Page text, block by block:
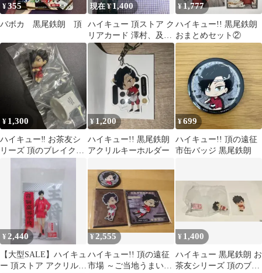
¥355
バボカ 黒尾鉄朗 頂
現在 ¥1,400
ハイキュー 頂ストア ク
リアカード 澤村、及
川、牛若、黒尾、木
兎、二口、大将
¥ 1,777
ハイキュー!! 黒尾鉄朗
おまとめセット②
¥ 1,300
ハイキュー‼︎ お茶友シ
リーズ 頂のブレイクタ
¥ 1,200
ハイキュー!! 黒尾鉄朗
アクリルキーホルダー
¥699
ハイキュー!! 頂の遠征
市缶バッジ 黒尾鉄朗
¥2,440
【大型SALE】ハイキュ
ー 頂ストア アクリルス
¥2,555
ハイキュー!! 頂の遠征
市場 ～ご当地うまいも
¥ 1,400
ハイキュー 黒尾鉄朗 お
茶友シリーズ 頂のブレ